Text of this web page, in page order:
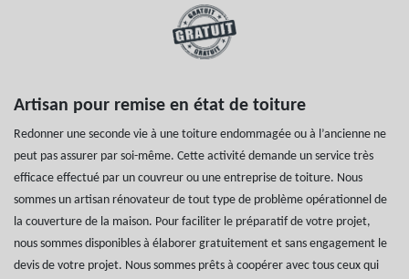
Artisan pour remise en état de toiture
Redonner une seconde vie à une toiture endommagée ou à l’ancienne ne
peut pas assurer par soi-même. Cette activité demande un service très
efficace effectué par un couvreur ou une entreprise de toiture. Nous
sommes un artisan rénovateur de tout type de problème opérationnel de
la couverture de la maison. Pour faciliter le préparatif de votre projet,
nous sommes disponibles à élaborer gratuitement et sans engagement le
devis de votre projet. Nous sommes prêts à coopérer avec tous ceux qui